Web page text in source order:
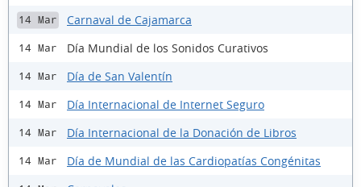
14 Mar Carnaval de Cajamarca
14 Mar Día Mundial de los Sonidos Curativos
14 Mar Día de San Valentín
14 Mar Día Internacional de Internet Seguro
14 Mar Día Internacional de la Donación de Libros
14 Mar Día de Mundial de las Cardiopatías Congénitas